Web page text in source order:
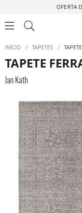
OFERTA
INÍCIO / TAPETES /
TAPETE
Jan Kath